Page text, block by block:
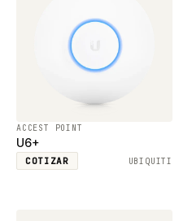
ACCEST POINT
U6+
COTIZAR UBIQUITI